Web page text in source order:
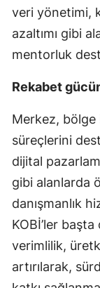
veri yönetimi,
azaltımı gibi
mentorluk
Rekabet
Merkez, bölge
süreçlerini
dijital
gibi alanlarda
danışmanlık
KOBİ’ler
verimlilik,
artırılarak,